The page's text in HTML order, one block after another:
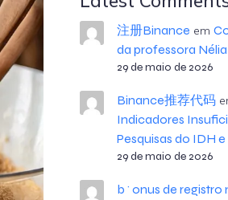
注册Binance em
da professora
29 de maio de 2026
Binance推荐代码
Indicadores
Pesquisas do IDH
29 de maio de 2026
b^onus de registro